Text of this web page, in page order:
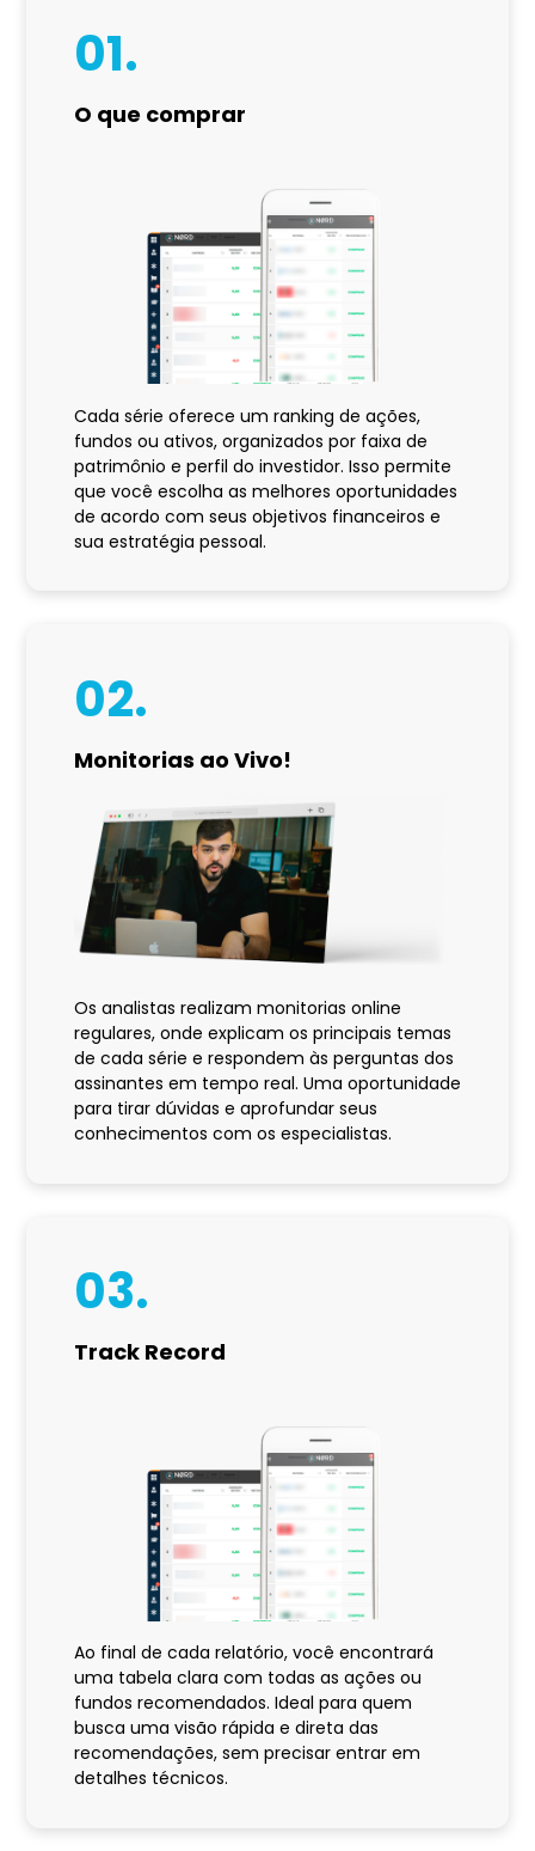
01.
O que comprar
Cada série oferece um ranking de ações,
fundos ou ativos, organizados por faixa de
patrimônio e perfil do investidor. Isso permite
que você escolha as melhores oportunidades
de acordo com seus objetivos financeiros e
sua estratégia pessoal.
02.
Monitorias ao Vivo!
Os analistas realizam monitorias online
regulares, onde explicam os principais temas
de cada série e respondem às perguntas dos
assinantes em tempo real. Uma oportunidade
para tirar dúvidas e aprofundar seus
conhecimentos com os especialistas.
03.
Track Record
Ao final de cada relatório, você encontrará
uma tabela clara com todas as ações ou
fundos recomendados. Ideal para quem
busca uma visão rápida e direta das
recomendações, sem precisar entrar em
detalhes técnicos.